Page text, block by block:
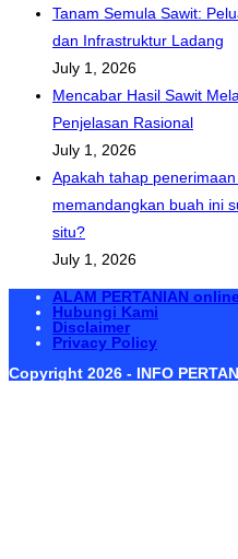
Tanam Semula Sawit:
dan Infrastruktur Ladang
July 1, 2026
Mencabar Hasil Sawit
Penjelasan Rasional
July 1, 2026
Apakah tahap
memandangkan buah ini
situ?
July 1, 2026
ALAM PERTANIAN
Hubungi Kami
Disclaimer
Privacy Policy
Copyright 2026 - INFO